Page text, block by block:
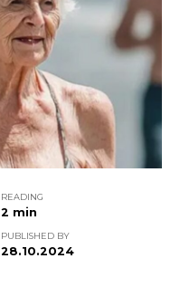
READING
2 min
PUBLISHED BY
28.10.2024